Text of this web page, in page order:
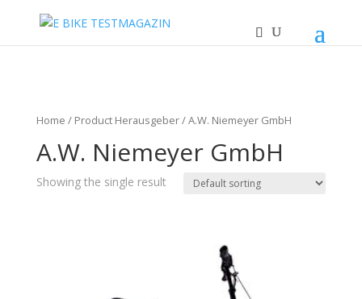
Home / Product Herausgeber / A.W. Niemeyer GmbH
A.W. Niemeyer GmbH
Showing the single result